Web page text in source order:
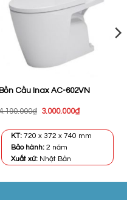
Bồn Cầu Inax AC-602VN
₫ Giá
4.190.000₫.
3.000.000₫Giá
là:
KT: 720 x 372 x 740 mm
Bảo hành:2 năm
Xuất xứ: Nhật Bản